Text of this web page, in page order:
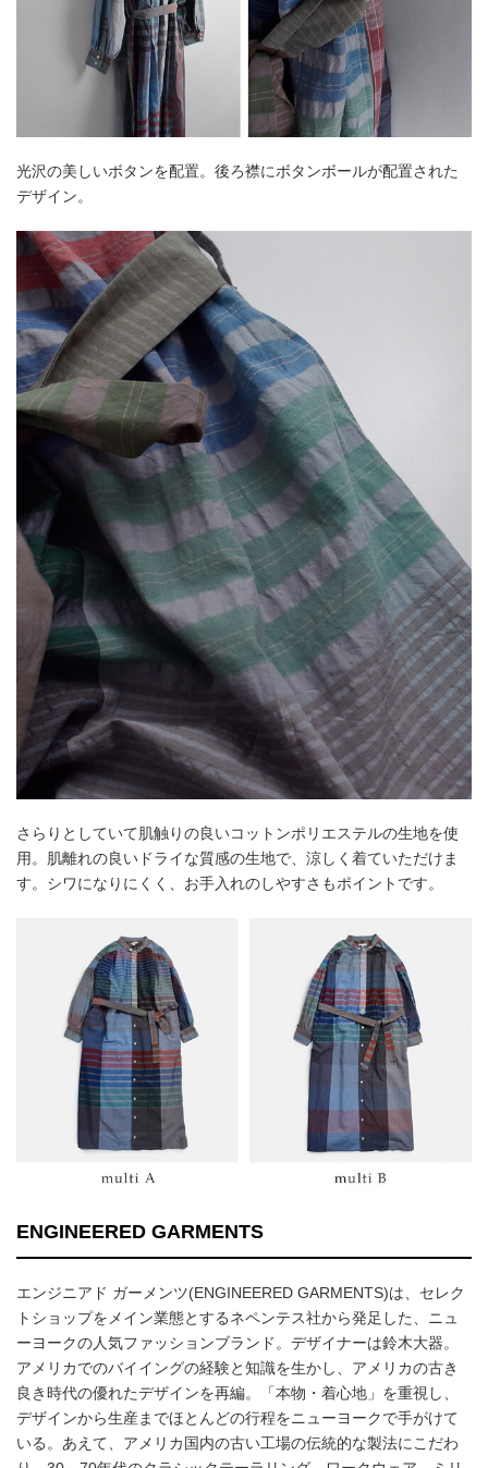
光沢の美しいボタンを配置。後ろ襟にボタンボールが配置された
デザイン。
さらりとしていて肌触りの良いコットンポリエステルの生地を使
用。肌離れの良いドライな質感の生地で、涼しく着ていただけま
す。シワになりにくく、お手入れのしやすさもポイントです。
ENGINEERED GARMENTS
エンジニアド ガーメンツ(ENGINEERED GARMENTS)は、セレク
トショップをメイン業態とするネペンテス社から発足した、ニュ
ーヨークの人気ファッションブランド。デザイナーは鈴木大器。
アメリカでのバイイングの経験と知識を生かし、アメリカの古き
良き時代の優れたデザインを再編。「本物・着心地」を重視し、
デザインから生産までほとんどの行程をニューヨークで手がけて
いる。あえて、アメリカ国内の古い工場の伝統的な製法にこだわ